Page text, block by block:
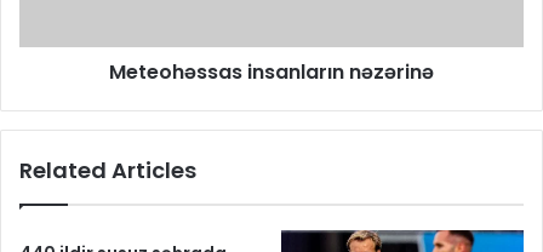
Meteohəssas insanların nəzərinə
Related Articles